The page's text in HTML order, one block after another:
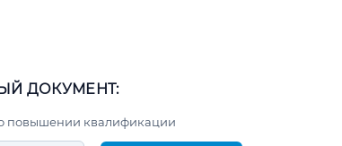
ДОКУМЕНТ:
повышении квалификации